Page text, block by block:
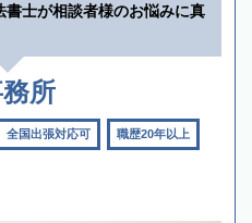
書士が相談者様のお悩みに真
所
全国出張対応可 職歴20年以上